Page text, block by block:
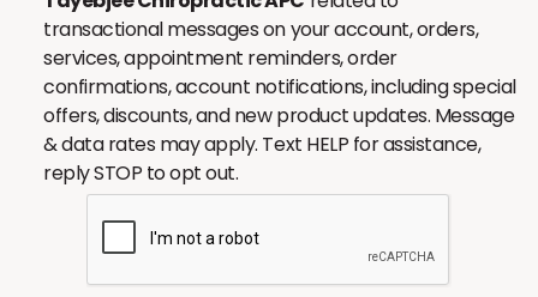
transactional messages on your account, orders,
services, appointment reminders, order
confirmations, account notifications, including special
offers, discounts, and new product updates. Message
& data rates may apply. Text HELP for assistance,
reply STOP to opt out.